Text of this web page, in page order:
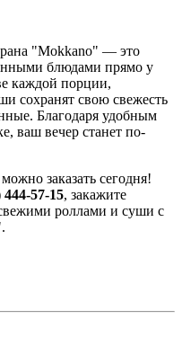
"Mokkano" — это
блюдами прямо у
каждой порции,
сохранят свою свежесть
Благодаря удобным
ваш вечер станет по-
заказать сегодня!
444-57-15, закажите
роллами и суши с